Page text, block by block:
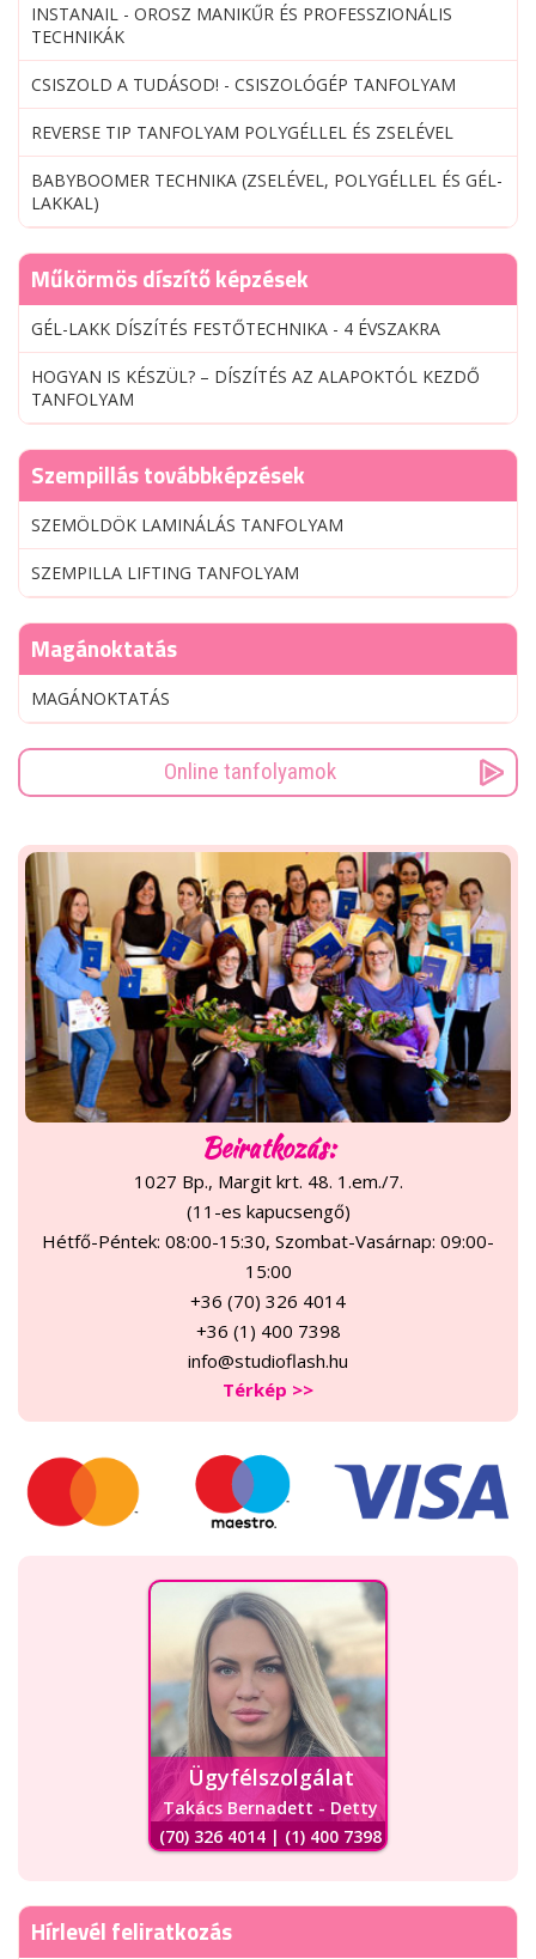
INSTANAIL - OROSZ MANIKŰR ÉS PROFESSZIONÁLIS
TECHNIKÁK
CSISZOLD A TUDÁSOD! - CSISZOLÓGÉP TANFOLYAM
REVERSE TIP TANFOLYAM POLYGÉLLEL ÉS ZSELÉVEL
BABYBOOMER TECHNIKA (ZSELÉVEL, POLYGÉLLEL ÉS GÉL-
LAKKAL)
Műkörmös díszítő képzések
GÉL-LAKK DÍSZÍTÉS FESTŐTECHNIKA - 4 ÉVSZAKRA
HOGYAN IS KÉSZÜL? – DÍSZÍTÉS AZ ALAPOKTÓL KEZDŐ
TANFOLYAM
Szempillás továbbképzések
SZEMÖLDÖK LAMINÁLÁS TANFOLYAM
SZEMPILLA LIFTING TANFOLYAM
Magánoktatás
MAGÁNOKTATÁS
Online tanfolyamok
Beiratkozás:
1027 Bp., Margit krt. 48. 1.em./7.
(11-es kapucsengő)
Hétfő-Péntek: 08:00-15:30, Szombat-Vasárnap: 09:00-
15:00
+36 (70) 326 4014
+36 (1) 400 7398
info@studioflash.hu
Térkép >>
Ügyfélszolgálat
Takács Bernadett - Detty
(70) 326 4014 | (1) 400 7398
Hírlevél feliratkozás